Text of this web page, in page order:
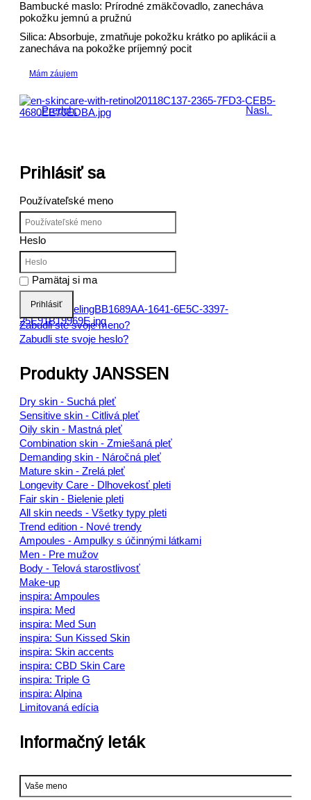
Bambucké maslo: Prírodné zmäkčovadlo, zanecháva
pokožku jemnú a pružnú
Silica: Absorbuje, zmatňuje pokožku krátko po aplikácii a
zanecháva na pokožke príjemný pocit
Mám záujem
Predch. Nasl.
Prihlásiť sa
Používateľské meno
Heslo
Pamätaj si ma
Prihlásiť
Zabudli ste svoje meno?
Zabudli ste svoje heslo?
Produkty JANSSEN
Dry skin - Suchá pleť
Sensitive skin - Citlivá pleť
Oily skin - Mastná pleť
Combination skin - Zmiešaná pleť
Demanding skin - Náročná pleť
Mature skin - Zrelá pleť
Longevity Care - Dlhovekosť pleti
Fair skin - Bielenie pleti
All skin needs - Všetky typy pleti
Trend edition - Nové trendy
Ampoules - Ampulky s účinnými látkami
Men - Pre mužov
Body - Telová starostlivosť
Make-up
inspira: Ampoules
inspira: Med
inspira: Med Sun
inspira: Sun Kissed Skin
inspira: Skin accents
inspira: CBD Skin Care
inspira: Triple G
inspira: Alpina
Limitovaná edícia
Informačný leták